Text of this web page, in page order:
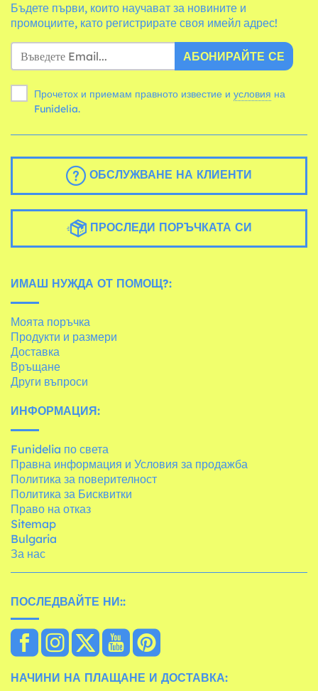
Бъдете първи, които научават за новините и
промоциите, като регистрирате своя имейл адрес!
АБОНИРАЙТЕ СЕ
Прочетох и приемам правното известие и условия
Funidelia.
ОБСЛУЖВАНЕ НА КЛИЕНТИ
ПРОСЛЕДИ ПОРЪЧКАТА СИ
ИМАШ НУЖДА ОТ ПОМОЩ?:
Моята поръчка
Продукти и размери
Доставка
Връщане
Други въпроси
ИНФОРМАЦИЯ:
Funidelia по света
Правна информация и Условия за продажба
Политика за поверителност
Политика за Бисквитки
Право на отказ
Sitemap
Bulgaria
За нас
ПОСЛЕДВАЙТЕ НИ::
НАЧИНИ НА ПЛАЩАНЕ И ДОСТАВКА: